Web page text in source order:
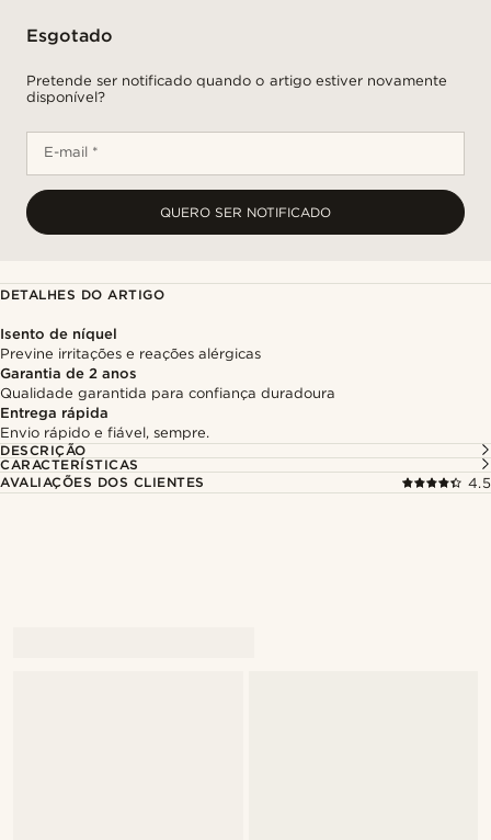
Esgotado
Pretende ser notificado quando o artigo estiver novamente
disponível?
E-mail *
QUERO SER NOTIFICADO
DETALHES DO ARTIGO
Isento de níquel
Previne irritações e reações alérgicas
Garantia de 2 anos
Qualidade garantida para confiança duradoura
Entrega rápida
Envio rápido e fiável, sempre.
DESCRIÇÃO
CARACTERÍSTICAS
AVALIAÇÕES DOS CLIENTES
4.5